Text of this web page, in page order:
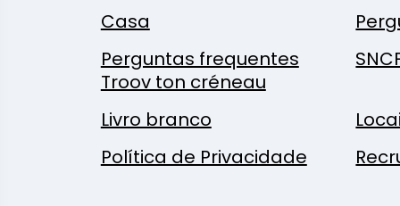
Casa
Perguntas frequentes
Troov ton créneau
Livro branco
Política de Privacidade